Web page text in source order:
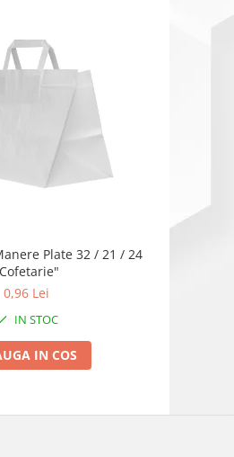
Plate 32 / 21 / 24
0,96 Lei
IN STOC
IN COS